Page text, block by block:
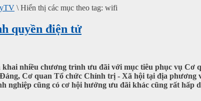
\ Hiển thị các mục theo tag: wifi
quyền điện tử
khai nhiều chương trình ưu đãi với mục tiêu phục vụ Cơ
Cơ quan Tổ chức Chính trị - Xã hội tại địa phương
nghiệp cũng có cơ hội hưởng ưu đãi khác cũng rất hấp